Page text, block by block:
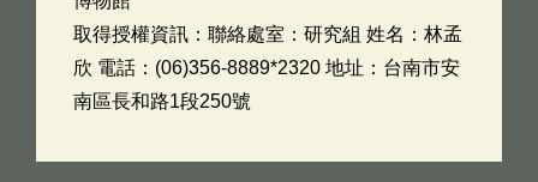
取得授權資訊：聯絡處室：研究組 姓名：林孟
欣 電話：(06)356-8889*2320 地址：台南市安
南區長和路1段250號